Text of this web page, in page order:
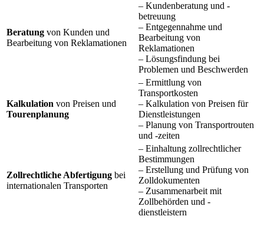
Beratung von Kunden und
Bearbeitung von Reklamationen
– Kundenberatung und -
betreuung
– Entgegennahme und
Bearbeitung von
Reklamationen
– Lösungsfindung bei
Problemen und Beschwerden
Kalkulation von Preisen und
Tourenplanung
– Ermittlung von
Transportkosten
– Kalkulation von Preisen für
Dienstleistungen
– Planung von Transportrouten
und -zeiten
Zollrechtliche Abfertigung bei
internationalen Transporten
– Einhaltung zollrechtlicher
Bestimmungen
– Erstellung und Prüfung von
Zolldokumenten
– Zusammenarbeit mit
Zollbehörden und -
dienstleistern